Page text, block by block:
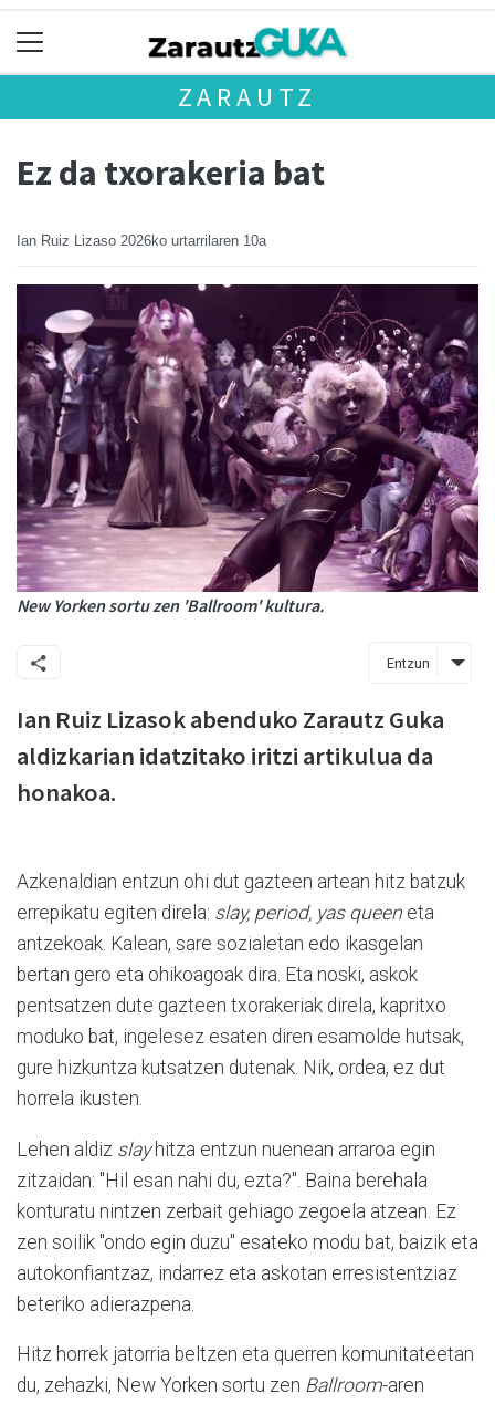
ZARAUTZ
Ez da txorakeria bat
Ian Ruiz Lizaso 2026ko urtarrilaren 10a
New Yorken sortu zen 'Ballroom' kultura.
Entzun
Ian Ruiz Lizasok abenduko Zarautz Guka
aldizkarian idatzitako iritzi artikulua da
honakoa.
Azkenaldian entzun ohi dut gazteen artean hitz batzuk
errepikatu egiten direla: slay, period, yas queen eta
antzekoak. Kalean, sare sozialetan edo ikasgelan
bertan gero eta ohikoagoak dira. Eta noski, askok
pentsatzen dute gazteen txorakeriak direla, kapritxo
moduko bat, ingelesez esaten diren esamolde hutsak,
gure hizkuntza kutsatzen dutenak. Nik, ordea, ez dut
horrela ikusten.
Lehen aldiz slayhitza entzun nuenean arraroa egin
zitzaidan: "Hil esan nahi du, ezta?". Baina berehala
konturatu nintzen zerbait gehiago zegoela atzean. Ez
zen soilik "ondo egin duzu" esateko modu bat, baizik eta
autokonfiantzaz, indarrez eta askotan erresistentziaz
beteriko adierazpena.
Hitz horrek jatorria beltzen eta querren komunitateetan
du, zehazki, New Yorken sortu zen Ballroom-aren